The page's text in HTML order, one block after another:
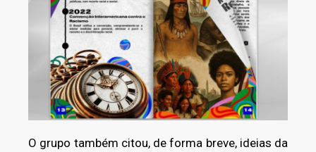
O grupo também citou, de forma breve, ideias da